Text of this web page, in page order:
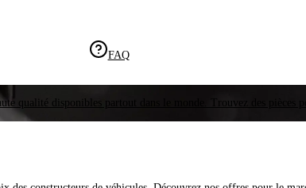
FAQ
qualité disponibles partout dans le monde. Trouvez des pièces